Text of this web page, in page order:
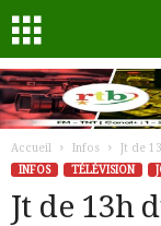
Accueil Infos
Jt de
INFOS
TÉLÉVISION
Jt de 13h